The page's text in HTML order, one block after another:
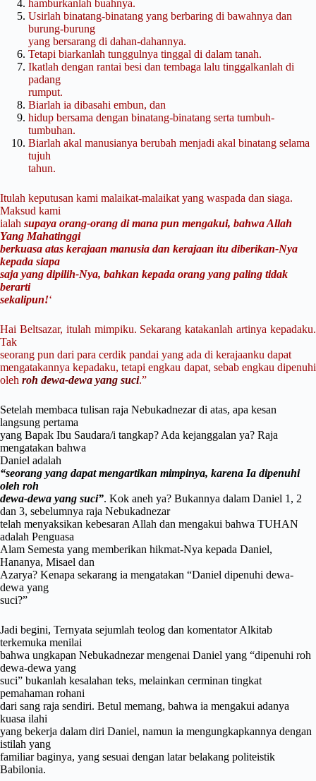
hamburkanlah buahnya.
Usirlah binatang-binatang yang berbaring di bawahnya dan
burung-burung
yang bersarang di dahan-dahannya.
Tetapi biarkanlah tunggulnya tinggal di dalam tanah.
Ikatlah dengan rantai besi dan tembaga lalu tinggalkanlah di
padang
rumput.
Biarlah ia dibasahi embun, dan
hidup bersama dengan binatang-binatang serta tumbuh-
tumbuhan.
Biarlah akal manusianya berubah menjadi akal binatang selama
tujuh
tahun.
Itulah keputusan kami malaikat-malaikat yang waspada dan siaga.
Maksud kami
ialah supaya orang-orang di mana pun mengakui, bahwa Allah
Yang Mahatinggi
berkuasa atas kerajaan manusia dan kerajaan itu diberikan-Nya
kepada siapa
saja yang dipilih-Nya, bahkan kepada orang yang paling tidak
berarti
sekalipun!‘
Hai Beltsazar, itulah mimpiku. Sekarang katakanlah artinya kepadaku.
Tak
seorang pun dari para cerdik pandai yang ada di kerajaanku dapat
mengatakannya kepadaku, tetapi engkau dapat, sebab engkau dipenuhi
oleh roh dewa-dewa yang suci.”
Setelah membaca tulisan raja Nebukadnezar di atas, apa kesan
langsung pertama
yang Bapak Ibu Saudara/i tangkap? Ada kejanggalan ya? Raja
mengatakan bahwa
Daniel adalah
“seorang yang dapat mengartikan mimpinya, karena Ia dipenuhi
oleh roh
dewa-dewa yang suci”. Kok aneh ya? Bukannya dalam Daniel 1, 2
dan 3, sebelumnya raja Nebukadnezar
telah menyaksikan kebesaran Allah dan mengakui bahwa TUHAN
adalah Penguasa
Alam Semesta yang memberikan hikmat-Nya kepada Daniel,
Hananya, Misael dan
Azarya? Kenapa sekarang ia mengatakan “Daniel dipenuhi dewa-
dewa yang
suci?”
Jadi begini, Ternyata sejumlah teolog dan komentator Alkitab
terkemuka menilai
bahwa ungkapan Nebukadnezar mengenai Daniel yang “dipenuhi roh
dewa-dewa yang
suci” bukanlah kesalahan teks, melainkan cerminan tingkat
pemahaman rohani
dari sang raja sendiri. Betul memang, bahwa ia mengakui adanya
kuasa ilahi
yang bekerja dalam diri Daniel, namun ia mengungkapkannya dengan
istilah yang
familiar baginya, yang sesuai dengan latar belakang politeistik
Babilonia.